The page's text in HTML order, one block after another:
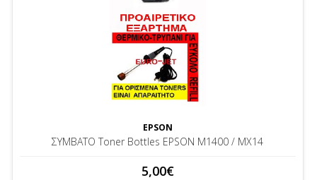
EPSON
ΣΥΜΒΑΤΟ Toner Bottles EPSON M1400 / MX14
5,00€